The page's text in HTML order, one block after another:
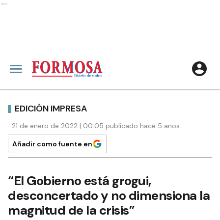
Ads
EDICIÓN IMPRESA
21 de enero de 2022 | 00:05 publicado hace 5 años
Añadir como fuente en
“El Gobierno está grogui,
desconcertado y no dimensiona la
magnitud de la crisis”